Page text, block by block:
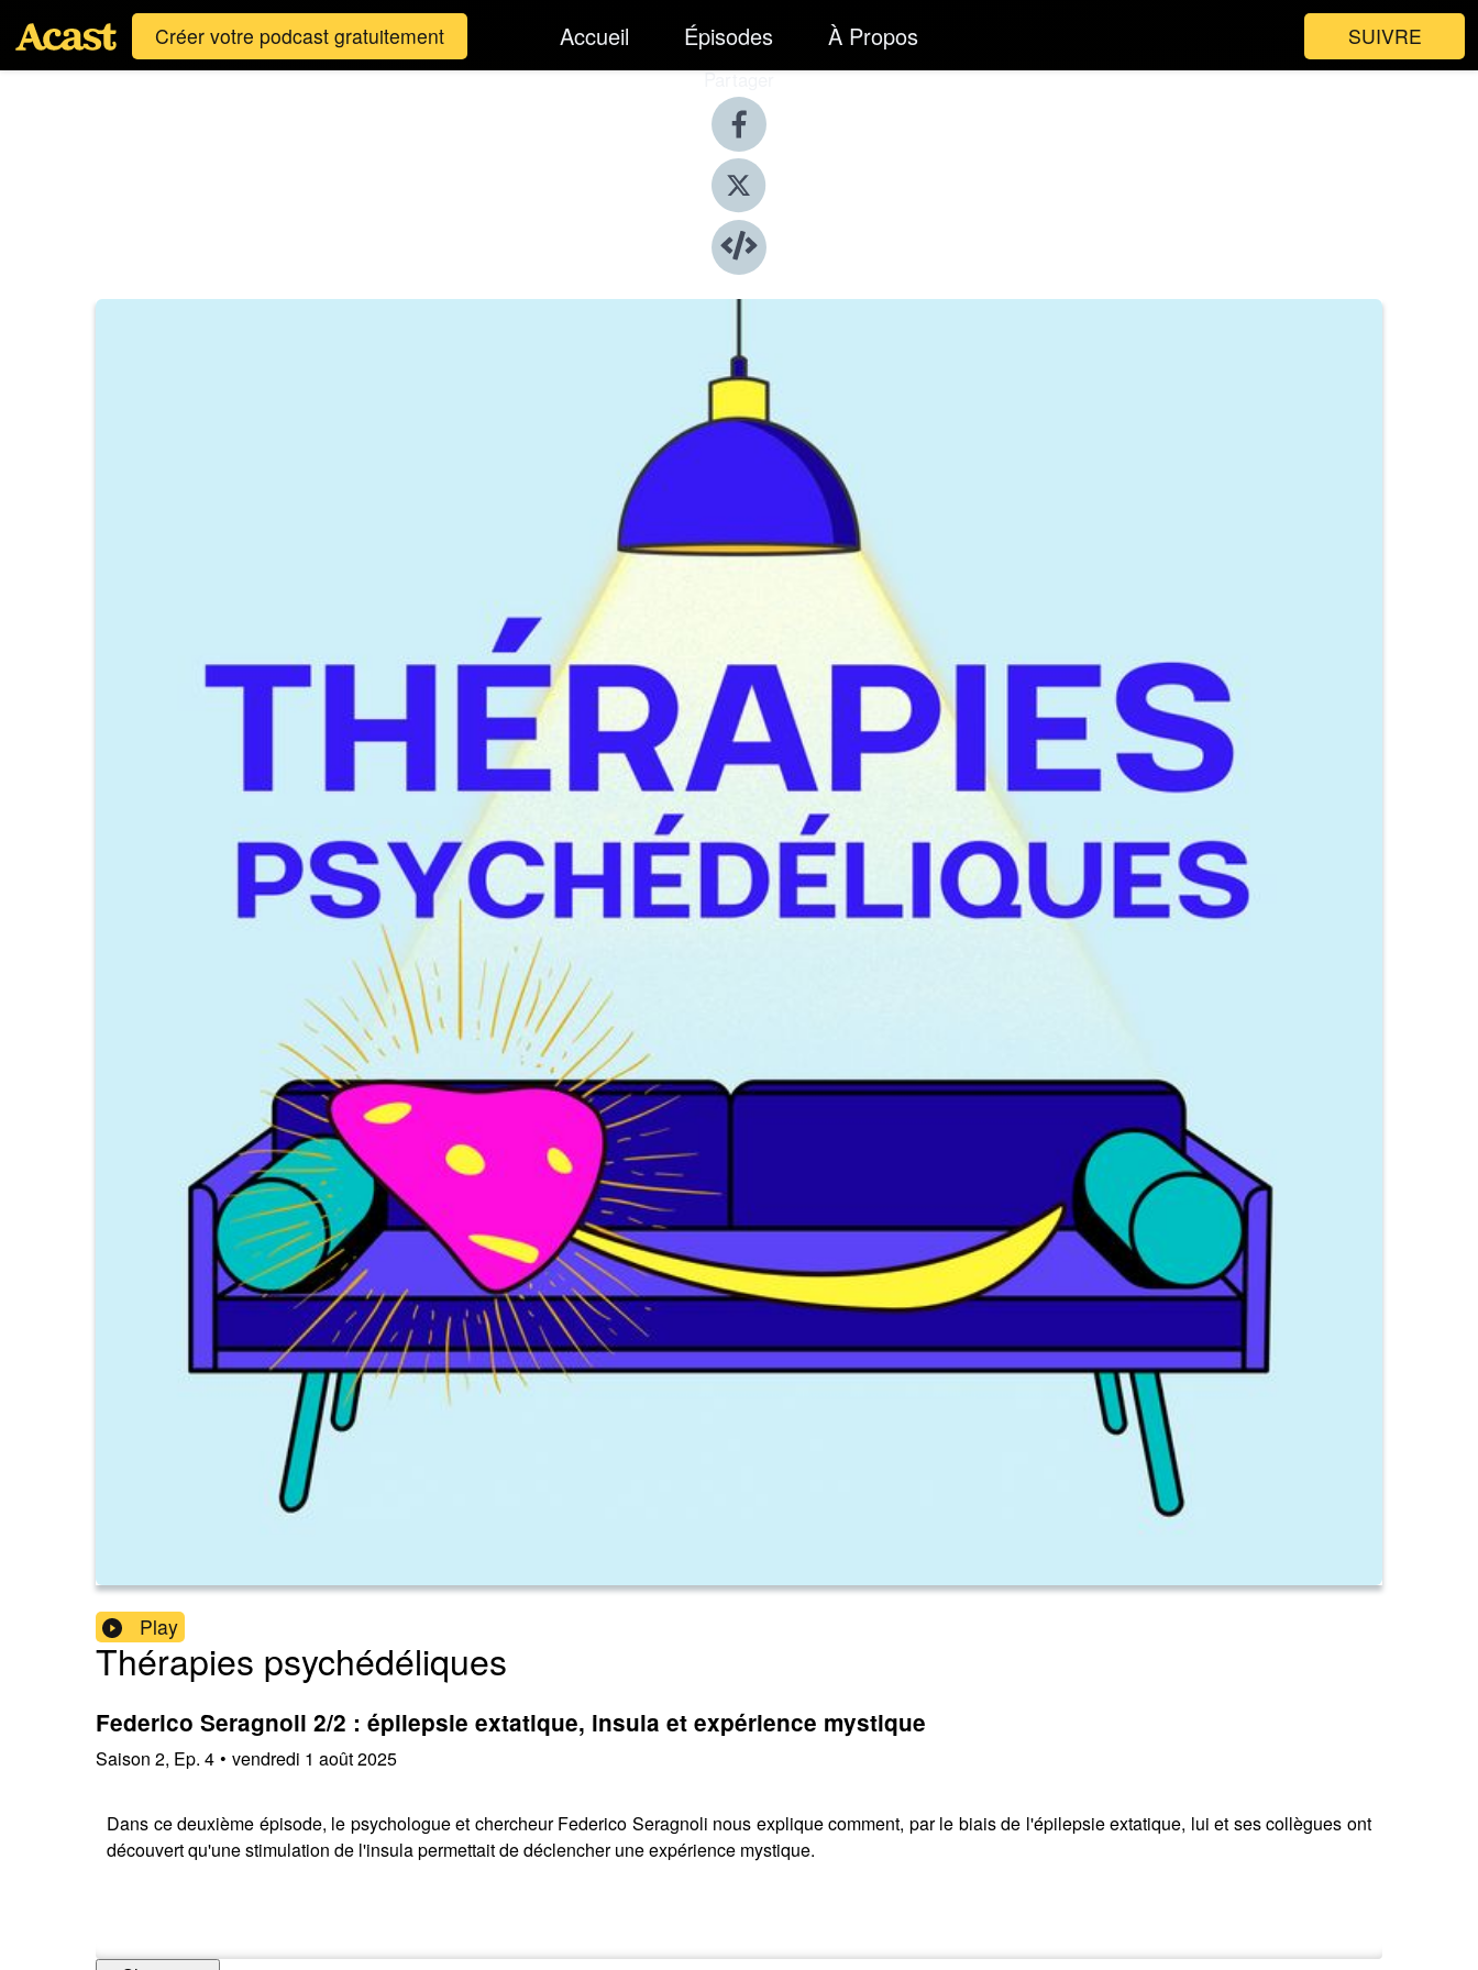
Créer votre podcast gratuitement Accueil Épisodes À Propos SUIVRE
Partager
Play
Thérapies psychédéliques
Federico Seragnoli 2/2 : épilepsie extatique, insula et expérience mystique
Saison 2, Ep. 4 • vendredi 1 août 2025
Dans ce deuxième épisode, le psychologue et chercheur Federico Seragnoli nous explique comment, par le biais de l'épilepsie extatique, lui et ses collègues ont
découvert qu'une stimulation de l'insula permettait de déclencher une expérience mystique.